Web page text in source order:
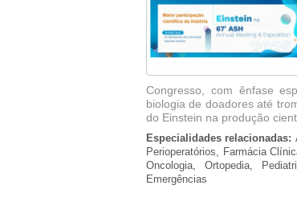
Congresso, com ênfase
biologia de doadores até
do Einstein na produção
Especialidades relacionadas:
Perioperatórios, Farmácia
Oncologia, Ortopedia,
Emergências